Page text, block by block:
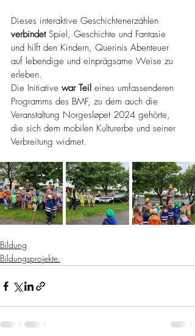
Dieses interaktive Geschichtenerzählen
verbindet Spiel, Geschichte und Fantasie
und hilft den Kindern, Querinis Abenteuer
auf lebendige und einprägsame Weise zu
erleben.
Die Initiative war Teil eines umfassenderen
Programms des BMF, zu dem auch die
Veranstaltung Norgesløpet 2024 gehörte,
die sich dem mobilen Kulturerbe und seiner
Verbreitung widmet.
Bildung
Bildungsprojekte.